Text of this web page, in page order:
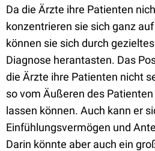
Da die Ärzte ihre Patienten
konzentrieren sie sich ganz
können sie sich durch
Diagnose herantasten. Das
die Ärzte ihre Patienten nicht
so vom Äußeren des
lassen können. Auch kann er
Einfühlungsvermögen und
Darin könnte aber auch ein